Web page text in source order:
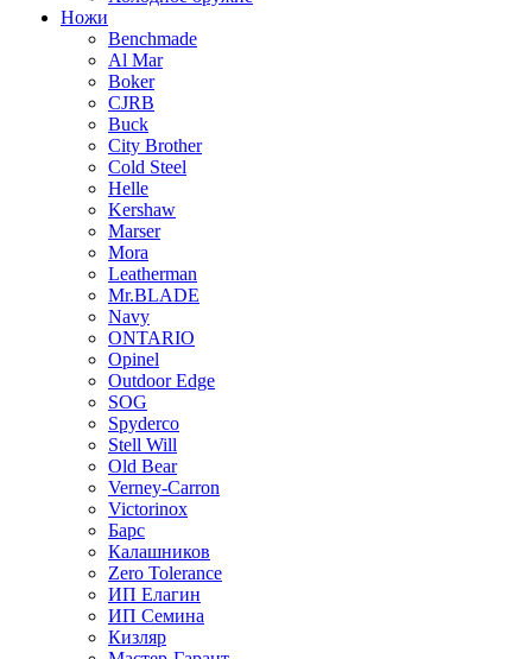
Ножи
Benchmade
Al Mar
Boker
CJRB
Buck
City Brother
Cold Steel
Helle
Kershaw
Marser
Mora
Leatherman
Mr.BLADE
Navy
ONTARIO
Opinel
Outdoor Edge
SOG
Spyderco
Stell Will
Old Bear
Verney-Carron
Victorinox
Барс
Калашников
Zero Tolerance
ИП Елагин
ИП Семина
Кизляр